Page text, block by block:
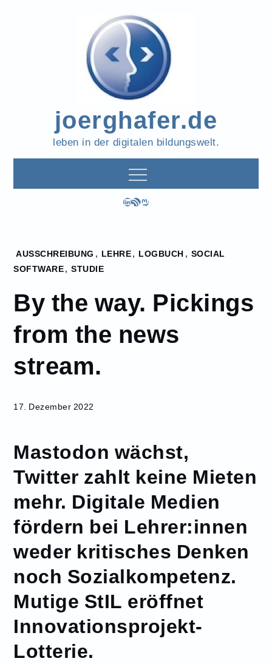
joerghafer.de
leben in der digitalen bildungswelt.
LinkedIn
RSS-FeedMastodon
Home
2022
17
By the
way.
Pickings
from the
news
AUSSCHREIBUNG , LEHRE, LOGBUCH , SOCIAL
SOFTWARE, STUDIE
By the way. Pickings
from the news
stream.
17. Dezember 2022
Mastodon wächst,
Twitter zahlt keine Mieten
mehr. Digitale Medien
fördern bei Lehrer:innen
weder kritisches Denken
noch Sozialkompetenz.
Mutige StIL eröffnet
Innovationsprojekt-
Lotterie.